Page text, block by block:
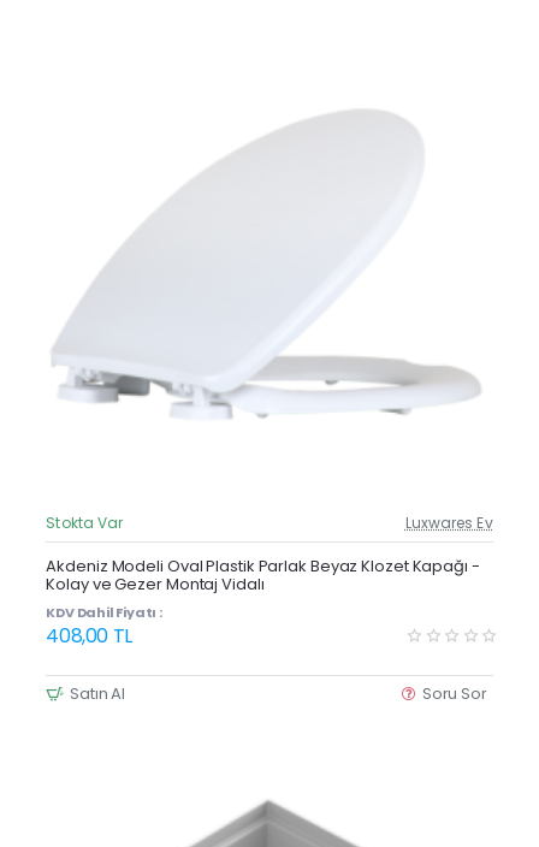
Güncel Fiyat
Yeni Ürün
Stokta Var Luxwares Ev
Akdeniz Modeli Oval Plastik Parlak Beyaz Klozet Kapağı -
Kolay ve Gezer Montaj Vidalı
KDV Dahil Fiyatı :
408,00 TL
Satın Al Soru Sor